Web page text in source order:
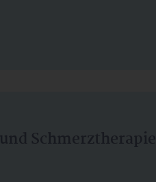
Schmerztherapie